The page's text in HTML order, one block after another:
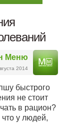
Меню
2014
быстрого
не стоит
в рацион?
у людей,